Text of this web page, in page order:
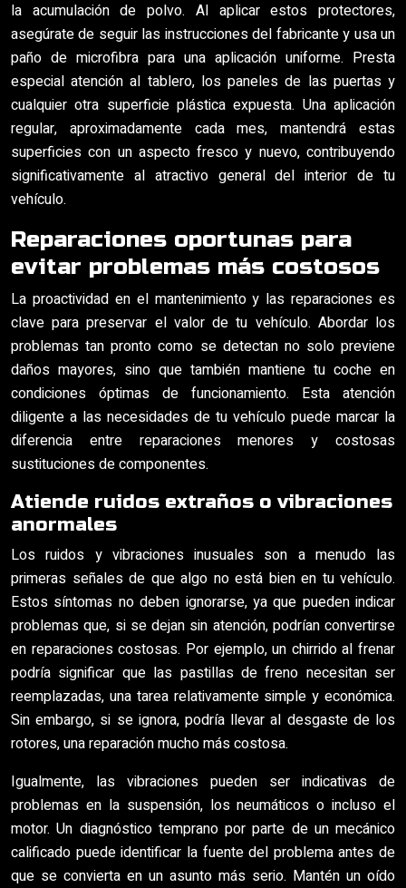
la acumulación de polvo. Al aplicar estos protectores,
asegúrate de seguir las instrucciones del fabricante y usa un
paño de microfibra para una aplicación uniforme. Presta
especial atención al tablero, los paneles de las puertas y
cualquier otra superficie plástica expuesta. Una aplicación
regular, aproximadamente cada mes, mantendrá estas
superficies con un aspecto fresco y nuevo, contribuyendo
significativamente al atractivo general del interior de tu
vehículo.
Reparaciones oportunas para
evitar problemas más costosos
La proactividad en el mantenimiento y las reparaciones es
clave para preservar el valor de tu vehículo. Abordar los
problemas tan pronto como se detectan no solo previene
daños mayores, sino que también mantiene tu coche en
condiciones óptimas de funcionamiento. Esta atención
diligente a las necesidades de tu vehículo puede marcar la
diferencia entre reparaciones menores y costosas
sustituciones de componentes.
Atiende ruidos extraños o vibraciones
anormales
Los ruidos y vibraciones inusuales son a menudo las
primeras señales de que algo no está bien en tu vehículo.
Estos síntomas no deben ignorarse, ya que pueden indicar
problemas que, si se dejan sin atención, podrían convertirse
en reparaciones costosas. Por ejemplo, un chirrido al frenar
podría significar que las pastillas de freno necesitan ser
reemplazadas, una tarea relativamente simple y económica.
Sin embargo, si se ignora, podría llevar al desgaste de los
rotores, una reparación mucho más costosa.
Igualmente, las vibraciones pueden ser indicativas de
problemas en la suspensión, los neumáticos o incluso el
motor. Un diagnóstico temprano por parte de un mecánico
calificado puede identificar la fuente del problema antes de
que se convierta en un asunto más serio. Mantén un oído